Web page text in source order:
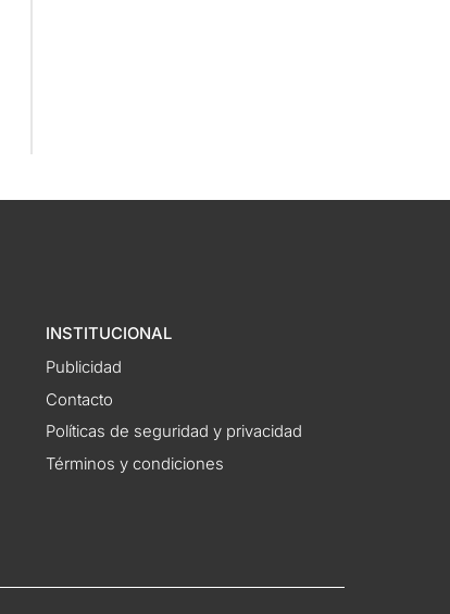
INSTITUCIONAL
Publicidad
Contacto
Políticas de seguridad y privacidad
Términos y condiciones